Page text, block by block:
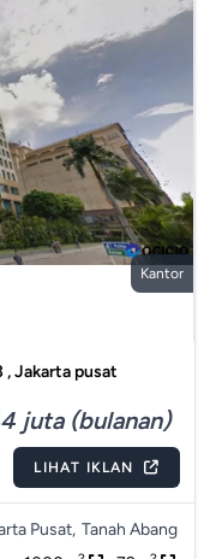
Kantor
, Jakarta pusat
juta (bulanan)
LIHAT IKLAN
Pusat, Tanah Abang